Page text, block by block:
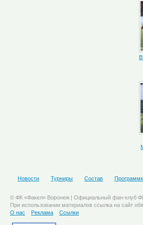
Новости Турниры Состав
© ФК «Факел» Воронеж | Официальный фан-клуб
При использовании материалов ссылка на сайт
О нас
Реклама Ссылки